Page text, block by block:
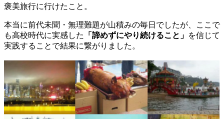
褒美旅行に行けたこと。
本当に前代未聞・無理難題が山積みの毎日でしたが、ここで
も高校時代に実感した
「諦めずにやり続けること」 を信じて
実践することで結果に繋がりました。